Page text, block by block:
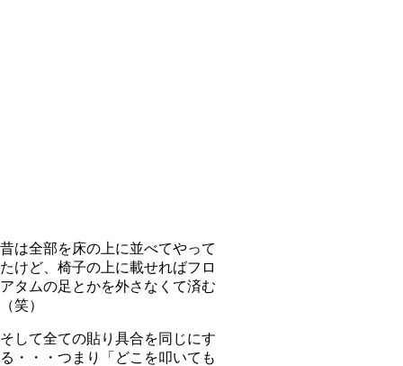
昔は全部を床の上に並べてやって
たけど、椅子の上に載せればフロ
アタムの足とかを外さなくて済む
（笑）
そして全ての貼り具合を同じにす
る・・・つまり「どこを叩いても